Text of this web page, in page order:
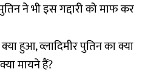
ने भी इस गद्दारी को माफ कर
हुआ, व्लादिमीर पुतिन का क्या
मायने हैं?